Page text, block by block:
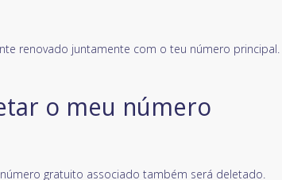
renovado juntamente com o teu número principal.
o meu número
gratuito associado também será deletado.